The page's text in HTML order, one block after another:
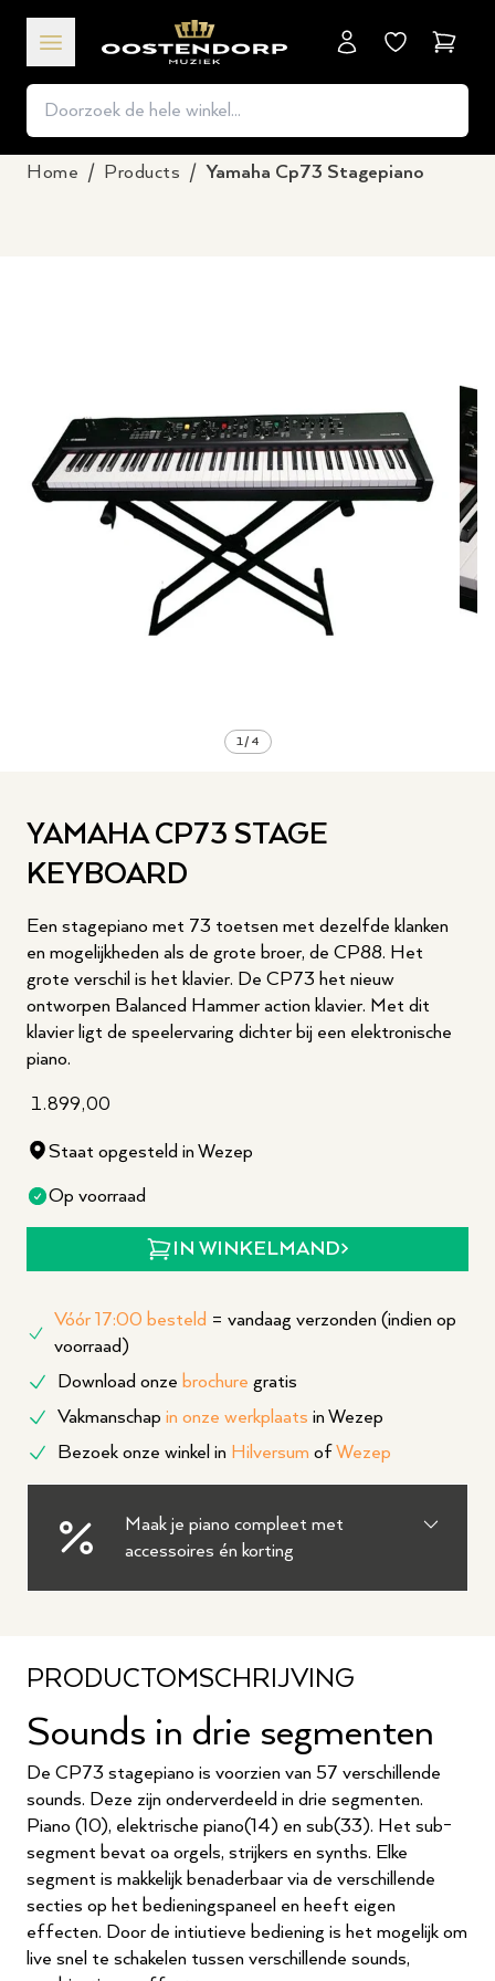
Home / Products / Yamaha Cp73 Stagepiano
1/ 4
YAMAHA CP73 STAGE
KEYBOARD
Een stagepiano met 73 toetsen met dezelfde klanken
en mogelijkheden als de grote broer, de CP88. Het
grote verschil is het klavier. De CP73 het nieuw
ontworpen Balanced Hammer action klavier. Met dit
klavier ligt de speelervaring dichter bij een elektronische
piano.
1.899,00
Staat opgesteld in Wezep
Op voorraad
IN WINKELMAND
Vóór 17:00 besteld = vandaag verzonden (indien op
voorraad)
Download onze brochure gratis
Vakmanschap in onze werkplaats in Wezep
Bezoek onze winkel in Hilversum of Wezep
Maak je piano compleet met
accessoires én korting
PRODUCTOMSCHRIJVING
Sounds in drie segmenten
De CP73 stagepiano is voorzien van 57 verschillende
sounds. Deze zijn onderverdeeld in drie segmenten.
Piano (10), elektrische piano(14) en sub(33). Het sub-
segment bevat oa orgels, strijkers en synths. Elke
segment is makkelijk benaderbaar via de verschillende
secties op het bedieningspaneel en heeft eigen
effecten. Door de intiutieve bediening is het mogelijk om
live snel te schakelen tussen verschillende sounds,